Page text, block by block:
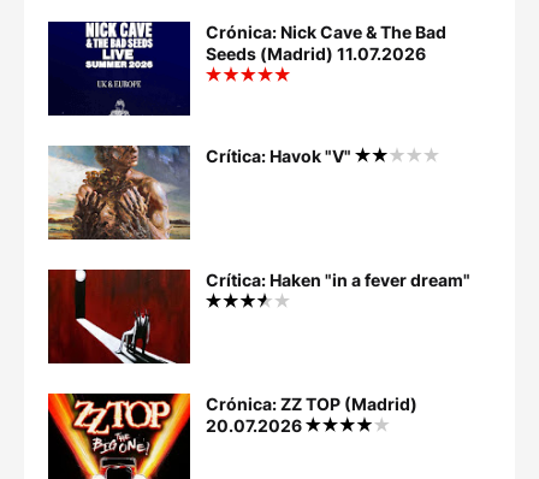
Crónica: Nick Cave & The Bad
Seeds (Madrid) 11.07.2026
Crítica: Havok "V"
Crítica: Haken "in a fever dream"
Crónica: ZZ TOP (Madrid)
20.07.2026